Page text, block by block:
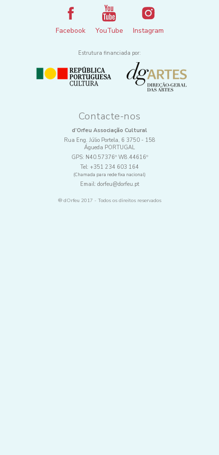
Facebook YouTube Instagram
Estrutura financiada por:
Contacte-nos
d’Orfeu Associação Cultural
Rua Eng. Júlio Portela, 6 3750 - 158
Águeda PORTUGAL
GPS: N40.57376º W8.44616º
Tel: +351 234 603 164
(Chamada para rede fixa nacional)
Email: dorfeu@dorfeu.pt
® dOrfeu 2017 - Todos os direitos reservados